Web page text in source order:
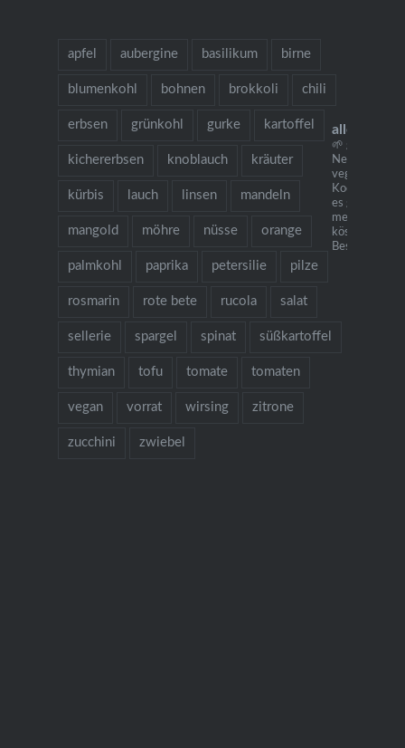
apfel aubergine basilikum birne
blumenkohl bohnen brokkoli chili
erbsen grünkohl gurke kartoffel
kichererbsen knoblauch kräuter
kürbis lauch linsen mandeln
mangold möhre nüsse orange
palmkohl paprika petersilie pilze
rosmarin rote bete rucola salat
sellerie spargel spinat süßkartoffel
thymian tofu tomate tomaten
vegan vorrat wirsing zitrone
zucchini zwiebel
🌱 grow cook
Neu: mein
vegetarisches
Kochbuch
es gibt
mehr als 130
köstlichen
Bestellung